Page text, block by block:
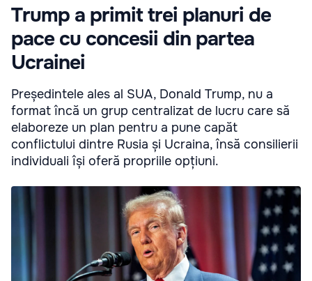
Trump a primit trei planuri de
pace cu concesii din partea
Ucrainei
Președintele ales al SUA, Donald Trump, nu a
format încă un grup centralizat de lucru care să
elaboreze un plan pentru a pune capăt
conflictului dintre Rusia și Ucraina, însă consilierii
individuali își oferă propriile opțiuni.